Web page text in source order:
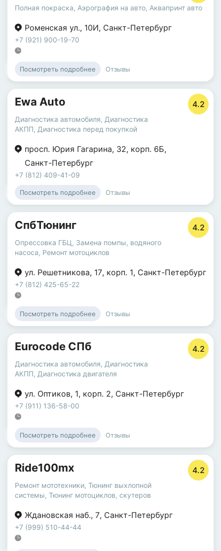
Полная покраска, Аэрография на авто, Аквапринт авто
Роменская ул., 10И, Санкт-Петербург
+7 (921) 900-19-70
Посмотреть подробнее Отзывы
Ewa Auto 4.2
Диагностика автомобиля, Диагностика
АКПП, Диагностика перед покупкой
просп. Юрия Гагарина, 32, корп. 6Б,
Санкт-Петербург
+7 (812) 409-41-09
Посмотреть подробнее Отзывы
СпбТюнинг 4.2
Опрессовка ГБЦ, Замена помпы, водяного
насоса, Ремонт мотоциклов
ул. Решетникова, 17, корп. 1, Санкт-Петербург
+7 (812) 425-65-22
Посмотреть подробнее Отзывы
Eurocode СПб 4.2
Диагностика автомобиля, Диагностика
АКПП, Диагностика двигателя
ул. Оптиков, 1, корп. 2, Санкт-Петербург
+7 (911) 136-58-00
Посмотреть подробнее Отзывы
Ride100mx 4.2
Ремонт мототехники, Тюнинг выхлопной
системы, Тюнинг мотоциклов, скутеров
Ждановская наб., 7, Санкт-Петербург
+7 (999) 510-44-44